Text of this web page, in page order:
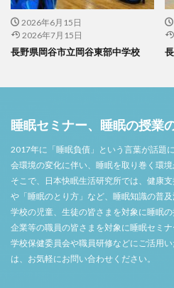
2026年6月15日
2026年7月15日
長野県岡谷市立岡谷東部中学校
睡眠セミナー、睡眠の授業
2017年に「睡眠負債」という言葉が話題
会環境の変化に伴い、睡眠を取り巻く環境
そこで、日本快眠生活研究所では、健康
や「睡眠のとり方」など、睡眠知識の普
学校の児童、生徒の皆さまを対象に睡眠
企業等の職員の皆さまを対象に睡眠セミナ
学校保健委員会や職員研修などにご活用
は、お気軽にお問い合わせください。